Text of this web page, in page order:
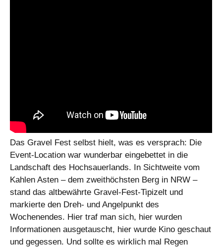
Das Gravel Fest selbst hielt, was es versprach: Die
Event-Location war wunderbar eingebettet in die
Landschaft des Hochsauerlands. In Sichtweite vom
Kahlen Asten – dem zweithöchsten Berg in NRW –
stand das altbewährte Gravel-Fest-Tipizelt und
markierte den Dreh- und Angelpunkt des
Wochenendes. Hier traf man sich, hier wurden
Informationen ausgetauscht, hier wurde Kino geschaut
und gegessen. Und sollte es wirklich mal Regen